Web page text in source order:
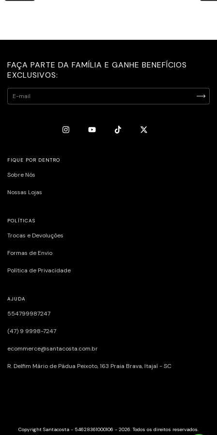
FAÇA PARTE DA FAMÍLIA E GANHE BENEFÍCIOS
EXCLUSIVOS:
FIQUE POR DENTRO
Sobre Nós
Nossas Lojas
POLÍTICAS
Trocas e Devoluções
Formas de Envio
Política de Privacidade
AJUDA
554799987247
(47) 9 9998-7247
ecommerce@santacosta.com.br
R. Delfim Mário de Pádua Peixoto, 163ㅤㅤㅤㅤㅤㅤㅤㅤㅤㅤㅤㅤ Praia Brava, Itajaí - SC
Copyright Santacosta - 54628361000106 - 2026. Todos os direitos reservados.